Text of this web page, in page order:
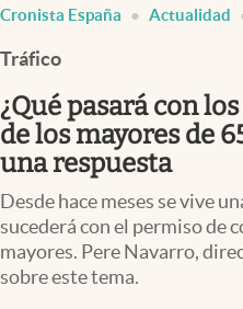
España
Cronista España Actualidad
Tráfico
¿Qué pasará con
de los mayores de
una respuesta
Desde hace meses se vive
sucederá con el permiso de
mayores. Pere Navarro,
sobre este tema.